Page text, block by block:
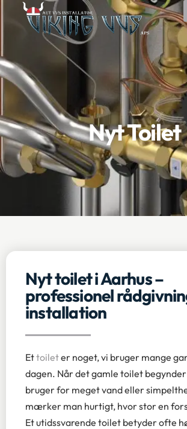
Nyt Toilet
Nyt toilet i Aarhus –
professionel
installation
Ettoileter noget, vi bruger mange
dagen. Når det gamle toilet
bruger for meget vand eller
mærker man hurtigt, hvor stor en
Et utidssvarende toilet betyder ofte